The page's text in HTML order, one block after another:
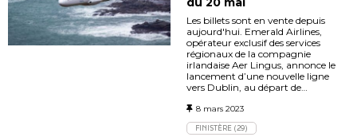
Les billets sont en vente depuis
aujourd'hui. Emerald Airlines,
opérateur exclusif des services
régionaux de la compagnie
irlandaise Aer Lingus, annonce le
lancement d’une nouvelle ligne
vers Dublin, au départ de…
8 mars 2023
FINISTÈRE (29)